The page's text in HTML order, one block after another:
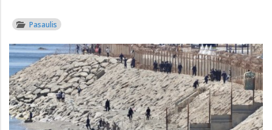
Pasaulis